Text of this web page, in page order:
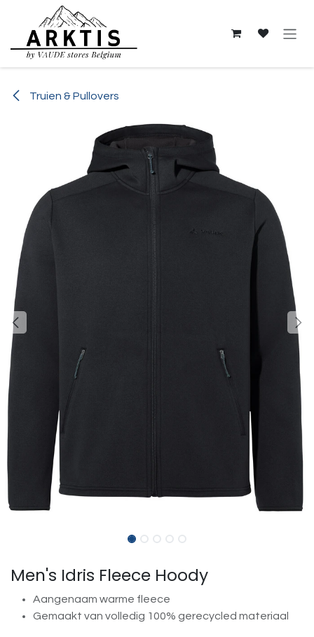
Overslaan naar inhoud
Truien & Pullovers
Men's Idris Fleece Hoody
Aangenaam warme fleece
Gemaakt van volledig 100% gerecycled materiaal